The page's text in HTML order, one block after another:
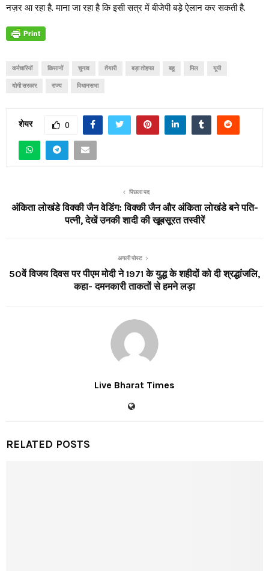
नज़र आ रहा है. माना जा रहा है कि इसी सत्र में बीजेपी बड़े ऐलान कर सकती है.
कर्मचारियों किसानों चुनाव तैयारी बड़ा तोहफा बहू मिल यूपी
योगी सरकार राज्य विधानसभा
शेयर 0
पिछला पद
अंकिता लोखंडे विक्की जैन वेडिंग: विक्की जैन और अंकिता लोखंडे बने पति-
पत्नी, देखें उनकी शादी की खूबसूरत तस्वीरें
अगली पोस्ट
50वें विजय दिवस पर पीएम मोदी ने 1971 के युद्ध के शहीदों को दी श्रद्धांजलि,
कहा- दमनकारी ताकतों से हमने लड़ा
Live Bharat Times
RELATED POSTS